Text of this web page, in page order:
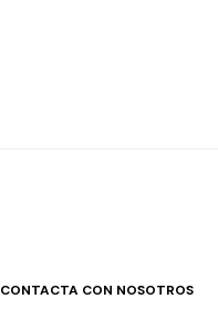
CONTACTA CON NOSOTROS